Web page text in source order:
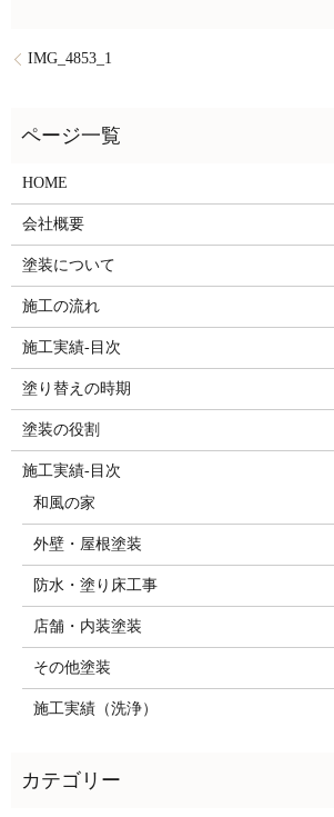
IMG_4853_1
HOME
会社概要
塗装について
施工の流れ
施工実績-目次
塗り替えの時期
塗装の役割
施工実績-目次
和風の家
外壁・屋根塗装
防水・塗り床工事
店舗・内装塗装
その他塗装
施工実績（洗浄）